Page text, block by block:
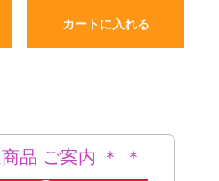
カートに入れる
品 ご案内 ＊ ＊